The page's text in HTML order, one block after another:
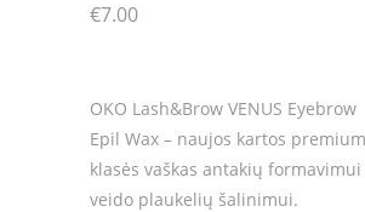
€7.00
OKO Lash&Brow VENUS Eyebrow
Epil Wax – naujos kartos premium
klasės vaškas antakių
veido plaukelių šalinimui.